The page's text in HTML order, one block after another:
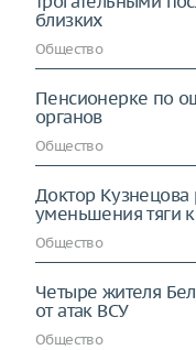
близких
Общество
Пенсионерке по
органов
Общество
Доктор Кузнецова
уменьшения тяги
Общество
Четыре жителя
от атак ВСУ
Общество